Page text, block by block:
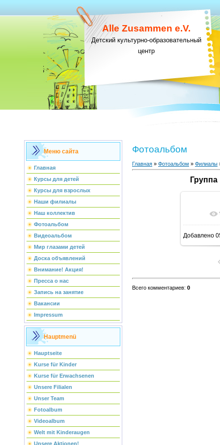
Alle Zusammen e.V.
Детский культурно-образовательный
центр
Меню сайта
Главная
Курсы для детей
Курсы для взрослых
Наши филиалы
Наш коллектив
Фотоальбом
Видеоальбом
Мир глазами детей
Доска объявлений
Внимание! Акция!
Пресса о нас
Запись на занятие
Вакансии
Impressum
Hauptmenü
Hauptseite
Kurse für Kinder
Kurse für Erwachsenen
Unsere Filialen
Unser Team
Fotoalbum
Videoalbum
Welt mit Kinderaugen
Unsere Aktionen!
Фотоальбом
Главная » Фотоальбом » Филиалы
В
Добавлено
Всего комментариев: 0